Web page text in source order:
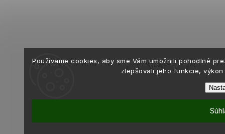
Používame cookies, aby sme Vám umožnili pohodlné
zlepšovali jeho funkcie,